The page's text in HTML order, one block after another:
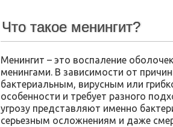
Что такое менингит?
Менингит – это воспаление
менингами. В зависимости от
бактериальным, вирусным или
особенности и требует разного
угрозу представляют именно
серьезным осложнениям и даже